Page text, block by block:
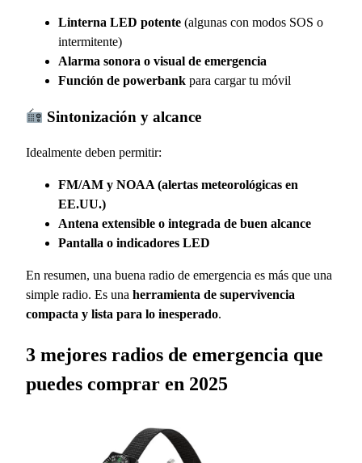
Linterna LED potente (algunas con modos SOS o
intermitente)
Alarma sonora o visual de emergencia
Función de powerbank para cargar tu móvil
Sintonización y alcance
Idealmente deben permitir:
FM/AM y NOAA (alertas meteorológicas en
EE.UU.)
Antena extensible o integrada de buen alcance
Pantalla o indicadores LED
En resumen, una buena radio de emergencia es más que una
simple radio. Es una herramienta de supervivencia
compacta y lista para lo inesperado.
3 mejores radios de emergencia que
puedes comprar en 2025